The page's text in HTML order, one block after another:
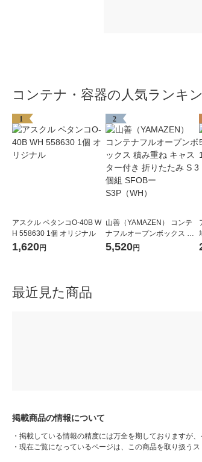
コンテナ・容器の人気ランキ
1
アスクル ペタンコO-40B W
H 558630 1個 オリジナル
1,620円
2
山善（YAMAZEN） コンテ
ナフルオープンボックス 積
み重ね キャスター付き 折り
5,520円
最近見た商品
掲載商品の情報について
・ 掲載している情報の精度には万全を期しておりますが
・ 現在ご覧になっているページは、この商品を取り扱う